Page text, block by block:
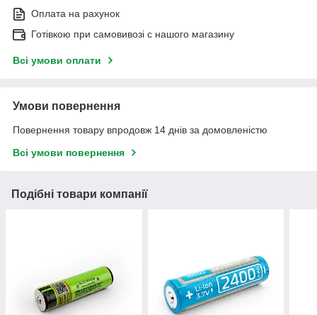
Оплата на рахунок
Готівкою при самовивозі c нашого магазину
Всі умови оплати
Умови повернення
Повернення товару впродовж 14 днів за домовленістю
Всі умови повернення
Подібні товари компанії